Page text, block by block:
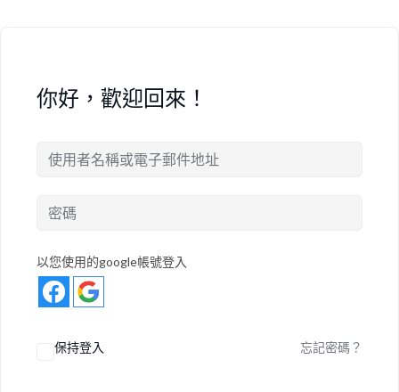
你好，歡迎回來！
以您使用的google帳號登入
保持登入 忘記密碼？